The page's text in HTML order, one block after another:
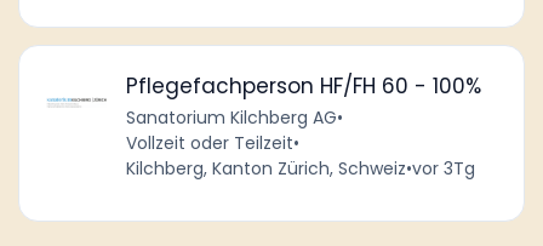
Pflegefachperson HF/FH 60 - 100%
Sanatorium Kilchberg AG•
Vollzeit oder Teilzeit•
Kilchberg, Kanton Zürich, Schweiz•vor 3Tg